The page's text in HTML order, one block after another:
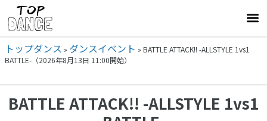
トップダンス » ダンスイベント » BATTLE ATTACK!! -ALLSTYLE 1vs1
BATTLE-（2026年8月13日 11:00開始）
BATTLE ATTACK!! -ALLSTYLE 1vs1